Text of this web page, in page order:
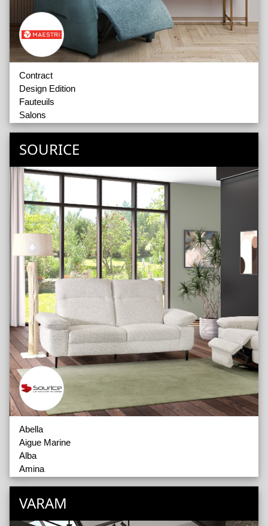
Contract
Design Edition
Fauteuils
Salons
SOURICE
Abella
Aigue Marine
Alba
Amina
Cerise
Emeline
Emma
VARAM